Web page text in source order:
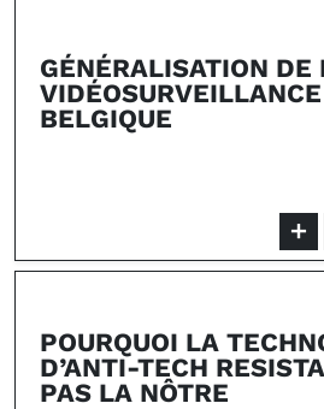
GÉNÉRALISATION DE
BELGIQUE
POURQUOI LA
D’ANTI-TECH
PAS LA NÔTRE